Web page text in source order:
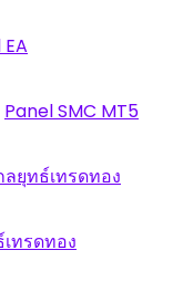
Panel SMC MT5
ลยุทธ์เทรดทอง
ทรดทอง